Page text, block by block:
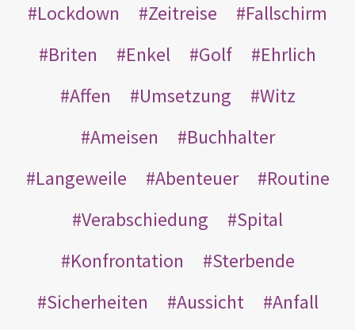
Lockdown Zeitreise
Fallschirm
Briten
Enkel Golf
Ehrlich
Affen
Umsetzung
Witz
Ameisen
Buchhalter
Langeweile
Abenteuer
Routine
Verabschiedung
Spital
Konfrontation
Sterbende
Sicherheiten
Aussicht
Anfall